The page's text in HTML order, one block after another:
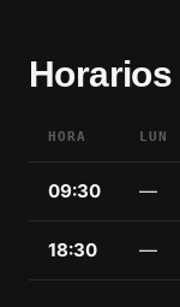
Horarios
HORA LUN
09:30 —
18:30 —